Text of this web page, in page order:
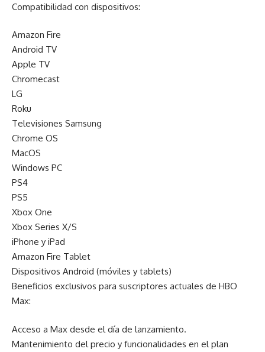
Compatibilidad con dispositivos:
Amazon Fire
Android TV
Apple TV
Chromecast
LG
Roku
Televisiones Samsung
Chrome OS
MacOS
Windows PC
PS4
PS5
Xbox One
Xbox Series X/S
iPhone y iPad
Amazon Fire Tablet
Dispositivos Android (móviles y tablets)
Beneficios exclusivos para suscriptores actuales de HBO
Max:
Acceso a Max desde el día de lanzamiento.
Mantenimiento del precio y funcionalidades en el plan